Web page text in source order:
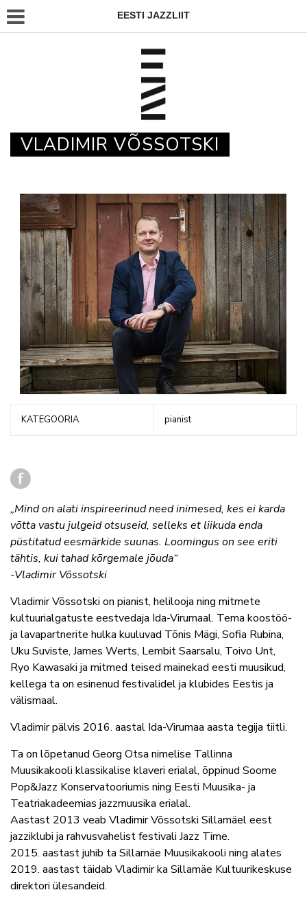
EESTI JAZZLIIT
VLADIMIR VÕSSOTSKI
KATEGOORIA pianist
„Mind on alati inspireerinud need inimesed, kes ei karda
võtta vastu julgeid otsuseid, selleks et liikuda enda
püstitatud eesmärkide suunas. Loomingus on see eriti
tähtis, kui tahad kõrgemale jõuda“
-Vladimir Võssotski
Vladimir Võssotski on pianist, helilooja ning mitmete
kultuurialgatuste eestvedaja Ida-Virumaal. Tema koostöö-
ja lavapartnerite hulka kuuluvad Tõnis Mägi, Sofia Rubina,
Uku Suviste, James Werts, Lembit Saarsalu, Toivo Unt,
Ryo Kawasaki ja mitmed teised mainekad eesti muusikud,
kellega ta on esinenud festivalidel ja klubides Eestis ja
välismaal.
Vladimir pälvis 2016. aastal Ida-Virumaa aasta tegija tiitli.
Ta on lõpetanud Georg Otsa nimelise Tallinna
Muusikakooli klassikalise klaveri erialal, õppinud Soome
Pop&Jazz Konservatooriumis ning Eesti Muusika- ja
Teatriakadeemias jazzmuusika erialal.
Aastast 2013 veab Vladimir Võssotski Sillamäel eest
jazziklubi ja rahvusvahelist festivali Jazz Time.
2015. aastast juhib ta Sillamäe Muusikakooli ning alates
2019. aastast täidab Vladimir ka Sillamäe Kultuurikeskuse
direktori ülesandeid.